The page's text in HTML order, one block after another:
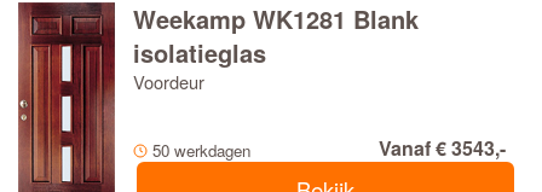
Weekamp WK1281 Blank
isolatieglas
Voordeur
50 werkdagen Vanaf € 3543,-